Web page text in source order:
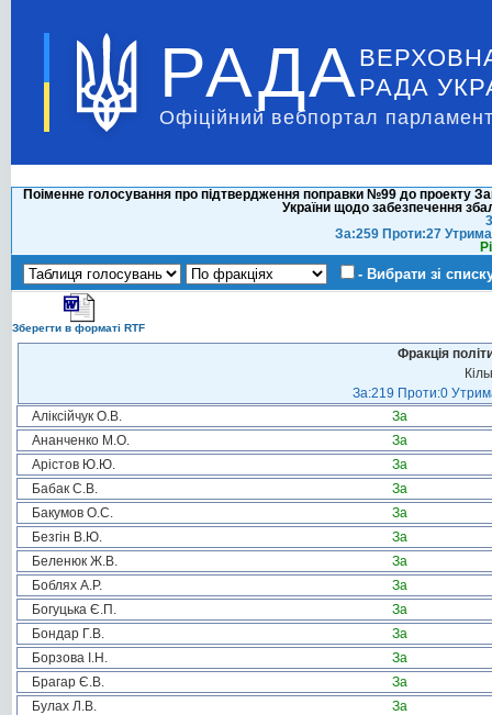
РАДА РАДА
Офіційний вебпортал
Поіменне голосування про підтвердження поправки №99 до проекту
України щодо забезпечення
За:259 Проти:27
- Вибрати зі
Зберегти в форматі RTF
Фракція
За:219 Проти:0
Аліксійчук О.В.
За
Ананченко М.О.
За
Арістов Ю.Ю.
За
Бабак С.В.
За
Бакумов О.С.
За
Безгін В.Ю.
За
Беленюк Ж.В.
За
Боблях А.Р.
За
Богуцька Є.П.
За
Бондар Г.В.
За
Борзова І.Н.
За
Брагар Є.В.
За
Булах Л.В.
За